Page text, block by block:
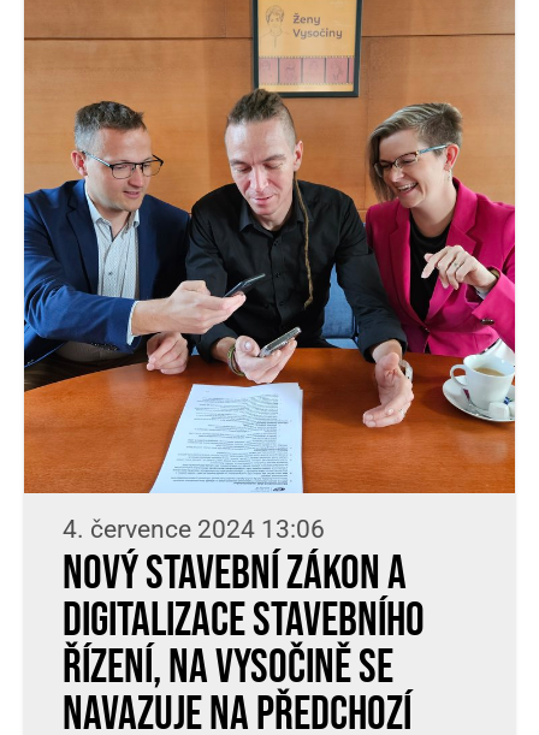
4. července 2024 13:06
Nový stavební zákon a
digitalizace stavebního
řízení, na Vysočině se
navazuje na předchozí